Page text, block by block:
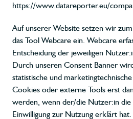
https://www.datareporter.eu/
Auf unserer Website setzen wir
das Tool Webcare ein. Webcare
Entscheidung der jeweiligen
Durch unseren Consent Banner
statistische und
Cookies oder externe Tools erst
werden, wenn der/die Nutzer:in die
Einwilligung zur Nutzung erklärt hat.